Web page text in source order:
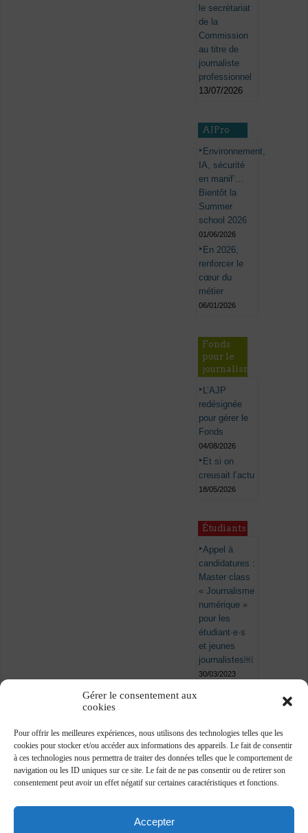
Gérer le consentement aux
cookies
Pour offrir les meilleures expériences, nous utilisons des technologies telles que les
cookies pour stocker et/ou accéder aux informations des appareils. Le fait de consentir
à ces technologies nous permettra de traiter des données telles que le comportement de
navigation ou les ID uniques sur ce site. Le fait de ne pas consentir ou de retirer son
consentement peut avoir un effet négatif sur certaines caractéristiques et fonctions.
Accepter
le secrétariat
de la
Commission
au titre de
journaliste
professionnel
13/07/2026
AJPro
Environnement,
IA, sécurité
en manif’…
Bientôt la
Summer
school 2026
01/06/2026
En 2026,
renforcer le
cœur du
métier
06/01/2026
Fonds
pour le
journalisme
L’AJP
redésignée
pour gérer le
Fonds
04/08/2026
Et si on
creusait l’actu
18/05/2026
Étudiants
Appel à
candidatures :
Master class
« Journalisme
numérique »
pour les
étudiant·e·s
et jeunes
journalistes￼
30/03/2023